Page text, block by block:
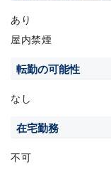
あり
屋内禁煙
転勤の可能性
なし
在宅勤務
不可